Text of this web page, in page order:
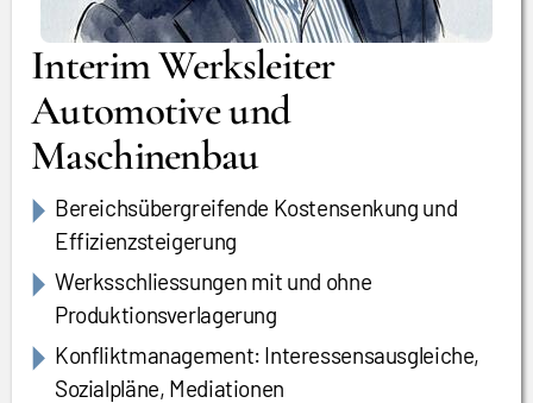
Interim Werksleiter
Automotive und
Maschinenbau
Bereichsübergreifende Kostensenkung und
Effizienzsteigerung
Werksschliessungen mit und ohne
Produktionsverlagerung
Konfliktmanagement: Interessensausgleiche,
Sozialpläne, Mediationen